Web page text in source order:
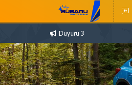
Duyuru 3